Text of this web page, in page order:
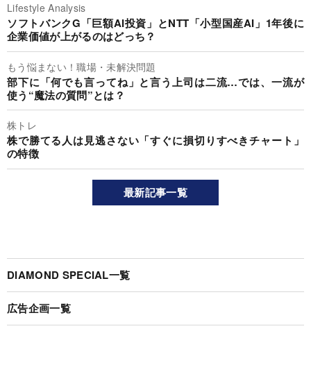
Lifestyle Analysis
ソフトバンクG「巨額AI投資」とNTT「小型国産AI」1年後に
企業価値が上がるのはどっち？
もう悩まない！職場・未解決問題
部下に「何でも言ってね」と言う上司は二流…では、一流が
使う“魔法の質問”とは？
株トレ
株で勝てる人は見逃さない「すぐに損切りすべきチャート」
の特徴
最新記事一覧
DIAMOND SPECIAL一覧
広告企画一覧